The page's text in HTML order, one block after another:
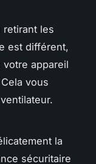
retirant les
est différent,
votre appareil
vous
la
sécuritaire